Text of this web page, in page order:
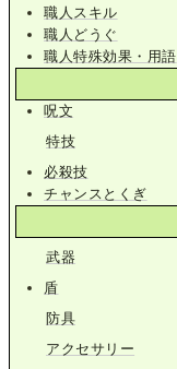
職人スキル
職人どうぐ
職人特殊効果・用語
呪文
特技
必殺技
チャンスとくぎ
武器
盾
防具
アクセサリー